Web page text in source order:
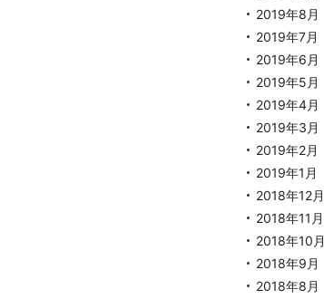
2019年8月
2019年7月
2019年6月
2019年5月
2019年4月
2019年3月
2019年2月
2019年1月
2018年12月
2018年11月
2018年10月
2018年9月
2018年8月